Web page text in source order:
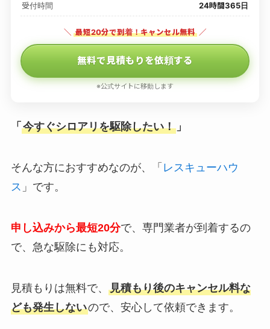
受付時間 24時間365日
＼ 最短20分で到着！キャンセル無料 ／
無料で見積もりを依頼する
※公式サイトに移動します
「 今すぐシロアリを駆除したい！」
そんな方におすすめなのが、「 レスキューハウ
ス 」です。
申し込みから最短20分で、専門業者が到着するの
で、急な駆除にも対応。
見積もりは無料で、 見積もり後のキャンセル料な
ども発生しないので、安心して依頼できます。